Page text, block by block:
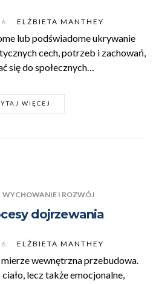
ELŻBIETA MANTHEY
lub podświadome ukrywanie
cech, potrzeb i zachowań,
się do społecznych…
WIĘCEJ
WYCHOWANIE I ROZWÓJ
dojrzewania
ELŻBIETA MANTHEY
wewnętrzna przebudowa.
lecz także emocjonalne,